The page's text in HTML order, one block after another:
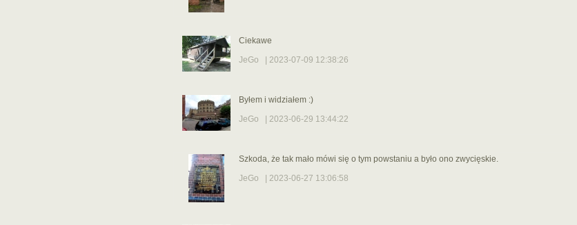
Ciekawe
JeGo | 2023-07-09 12:38:26
Byłem i widziałem :)
JeGo | 2023-06-29 13:44:22
Szkoda, że tak mało mówi się o tym powstaniu a było ono zwycięskie.
JeGo | 2023-06-27 13:06:58